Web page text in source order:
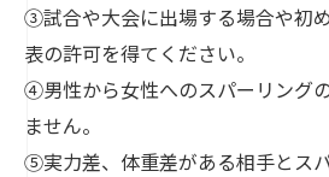
③試合や大会に出場する場合や初
表の許可を得てください。
④男性から女性へのスパーリング
ません。
⑤実力差、体重差がある相手とス